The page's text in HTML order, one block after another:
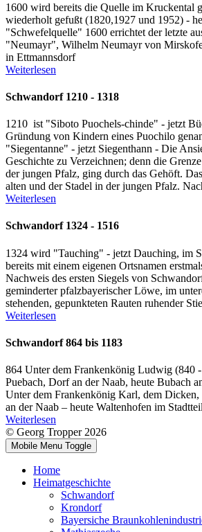
1600 wird bereits die Quelle im Kruckental
wiederholt gefußt (1820,1927 und 1952) -
"Schwefelquelle" 1600 errichtet der letzte
"Neumayr", Wilhelm Neumayr von
in Ettmannsdorf
Weiterlesen
Schwandorf 1210 - 1318
1210 ist "Siboto Puochels-chinde" - jetzt
Gründung von Kindern eines Puochilo
"Siegentanne" - jetzt Siegenthann - Die
Geschichte zu Verzeichnen; denn die
der jungen Pfalz, ging durch das Gehöft.
alten und der Stadel in der jungen Pfalz.
Weiterlesen
Schwandorf 1324 - 1516
1324 wird "Tauching" - jetzt Dauching, im
bereits mit einem eigenen Ortsnamen
Nachweis des ersten Siegels von
geminderter pfalzbayerischer Löwe, im
stehenden, gepunkteten Rauten ruhender
Weiterlesen
Schwandorf 864 bis 1183
864 Unter dem Frankenkönig Ludwig (840
Puebach, Dorf an der Naab, heute Bubach
Unter dem Frankenkönig Karl, dem Dicken,
an der Naab – heute Waltenhofen im
Weiterlesen
© Georg Tropper 2026
Mobile Menu Toggle
Home
Heimatgeschichte
Schwandorf
Krondorf
Bayersiche